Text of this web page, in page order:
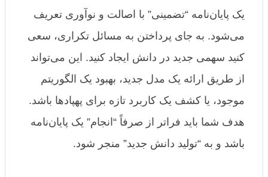
یک پایان‌نامه “تضمینی” با اصالت و نوآوری تعریف
می‌شود. به جای پرداختن به مسائل تکراری، سعی
کنید سهمی جدید در دانش ایجاد کنید. این می‌تواند
از طریق ارائه یک مدل جدید، بهبود یک الگوریتم
موجود، یا کشف یک کاربرد تازه برای پهپادها باشد.
هدف شما باید فراتر از صرفاً “انجام” یک پایان‌نامه
باشد و به “تولید دانش جدید” منجر شود.